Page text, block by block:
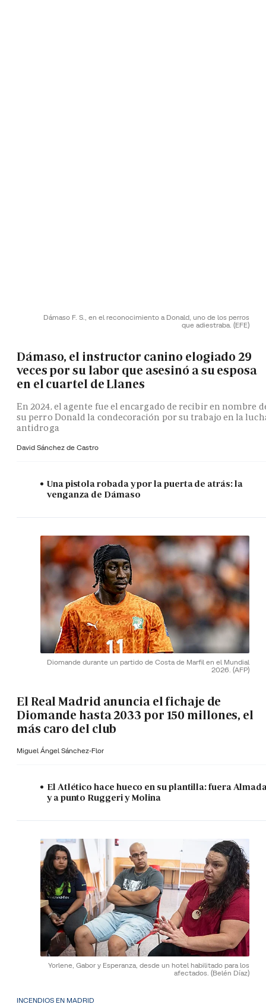
Dámaso F. S., en el reconocimiento a Donald, uno de los perros
que adiestraba. (EFE)
Dámaso, el instructor canino elogiado 29
veces por su labor que asesinó a su esposa
en el cuartel de Llanes
En 2024, el agente fue el encargado de recibir en nombre
su perro Donald la condecoración por su trabajo en la
antidroga
David Sánchez de Castro
Una pistola robada y por la puerta de atrás: la
venganza de Dámaso
Diomande durante un partido de Costa de Marfil en el Mundial
2026. (AFP)
El Real Madrid anuncia el fichaje de
Diomande hasta 2033 por 150 millones, el
más caro del club
Miguel Ángel Sánchez-Flor
El Atlético hace hueco en su plantilla: fuera
y a punto Ruggeri y Molina
Yorlene, Gabor y Esperanza, desde un hotel habilitado para los
afectados. (Belén Díaz)
INCENDIOS EN MADRID